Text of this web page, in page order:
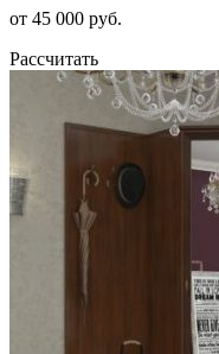
от 45 000 руб.
Рассчитать